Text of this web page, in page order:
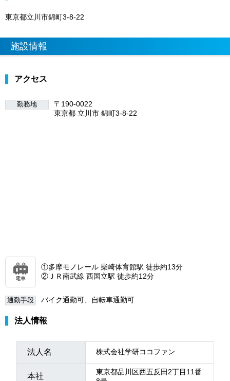
東京都立川市錦町3-8-22
施設情報
アクセス
勤務地
〒190-0022
東京都 立川市 錦町3-8-22
電車
①多摩モノレール 柴崎体育館駅 徒歩約13分
②ＪＲ南武線 西国立駅 徒歩約12分
通勤手段 バイク通勤可、自転車通勤可
法人情報
法人名 株式会社学研ココファン
本社
東京都品川区西五反田2丁目11番